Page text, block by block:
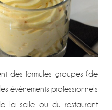
des formules groupes (de
évènements professionnels
la salle ou du restaurant